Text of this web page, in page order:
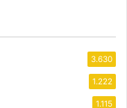
3.630
1.222
1.115